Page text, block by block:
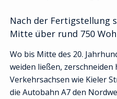
Nach der Fertigstellung
Mitte über rund 750
Wo bis Mitte des 20.
weiden ließen, zerschneiden
Verkehrsachsen wie Kieler
die Autobahn A7 den